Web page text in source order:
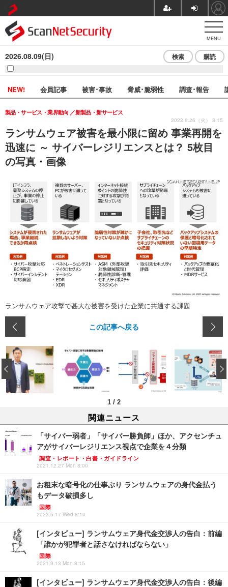
MENU
2026.08.09(日) 検索 購読
NEW! 会員記事 被害･事故 脅威･脆弱性 調査･報告
ランサムウェア被害を最小限に留め 事業再開を
迅速に ～ サイバーレジリエンスとは？ 5枚目
の写真・画像
製品・サービス・業界動向 新製品・新サービス
2023.9.26（火） 8:15
ランサムウェア攻撃で甚大な被害を受けた企業に共通する課題
この記事へ戻る
1 / 2
‹
関連ニュース
「サイバー弱者」「サイバー勝負師」ほか、アクセンチュ
アがサイバーレジリエンス視点で企業を４分類
調査・レポート・白書・ガイドライン
2021.12.27 Mon 8:00
お粗末な暗号化の仕事ぶり ランサムウェアの身代金払う
もデータ破損多し
国際
2023.5.17 Wed 8:10
[インタビュー] ランサムウェア身代金交渉人の告白：前編
「誰かが犯罪者と話さなければならない」
国際
2021.9.13 Mon 8:15
[インタビュー] ランサムウェア身代金交渉人の告白：後編